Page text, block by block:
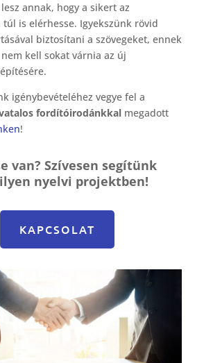
annak, hogy a sikert az
is elérhesse. Igyekszünk rövid
biztosítani a szövegeket, ennek
kell sokat várnia az új
igénybevételéhez vegye fel a
fordítóirodánkkalmegadott
!
van? Szívesen segítünk
nyelvi projektben!
KAPCSOLAT